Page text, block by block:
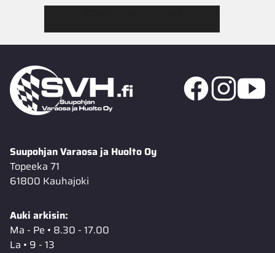
Suupohjan Varaosa ja Huolto Oy
Topeeka 71
61800 Kauhajoki
Auki arkisin:
Ma - Pe • 8.30 - 17.00
La • 9 - 13